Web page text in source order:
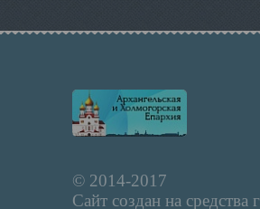
© 2014-2017
Сайт создан на средства